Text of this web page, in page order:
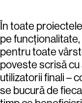
În toate
pe
pentru toate
poveste scrisă cu
utilizatorii finali –
se bucură de